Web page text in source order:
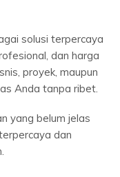
solusi terpercaya
dan harga
proyek, maupun
Anda tanpa ribet.
yang belum jelas
dan